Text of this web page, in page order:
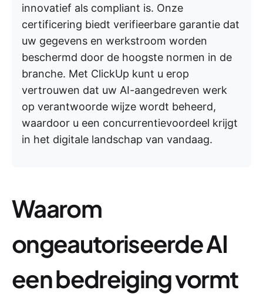
innovatief als compliant is. Onze
certificering biedt verifieerbare garantie dat
uw gegevens en werkstroom worden
beschermd door de hoogste normen in de
branche. Met ClickUp kunt u erop
vertrouwen dat uw AI-aangedreven werk
op verantwoorde wijze wordt beheerd,
waardoor u een concurrentievoordeel krijgt
in het digitale landschap van vandaag.
Waarom
ongeautoriseerde AI
een bedreiging vormt